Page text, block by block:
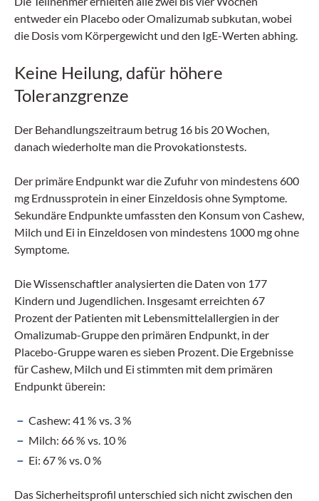
entweder ein Placebo oder Omalizumab subkutan, wobei
die Dosis vom Körpergewicht und den IgE-Werten abhing.
Keine Heilung, dafür höhere
Toleranzgrenze
Der Behandlungszeitraum betrug 16 bis 20 Wochen,
danach wiederholte man die Provokationstests.
Der primäre Endpunkt war die Zufuhr von mindestens 600
mg Erdnussprotein in einer Einzeldosis ohne Symptome.
Sekundäre Endpunkte umfassten den Konsum von Cashew,
Milch und Ei in Einzeldosen von mindestens 1000 mg ohne
Symptome.
Die Wissenschaftler analysierten die Daten von 177
Kindern und Jugendlichen. Insgesamt erreichten 67
Prozent der Patienten mit Lebensmittelallergien in der
Omalizumab-Gruppe den primären Endpunkt, in der
Placebo-Gruppe waren es sieben Prozent. Die Ergebnisse
für Cashew, Milch und Ei stimmten mit dem primären
Endpunkt überein:
Cashew: 41 % vs. 3 %
Milch: 66 % vs. 10 %
Ei: 67 % vs. 0 %
Das Sicherheitsprofil unterschied sich nicht zwischen den